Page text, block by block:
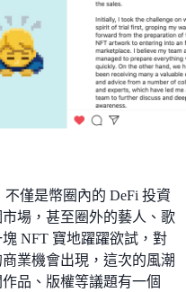
僅是幣圈內的 DeFi 投資
場，甚至圈外的藝人、歌
NFT 寶地躍躍欲試，對
業機會出現，這次的風潮
品、版權等議題有一個